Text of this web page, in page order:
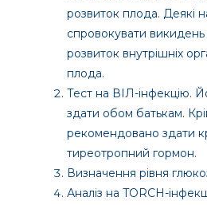
розвиток плода. Деякі
спровокувати
розвиток внутрішніх
плода.
Тест на ВІЛ-інфекцію.
здати обом батькам.
рекомендовано здати
тиреотропний гормон.
Визначення рівня
Аналіз на TORCH-